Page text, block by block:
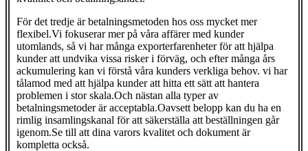
För det tredje är betalningsmetoden hos oss mycket mer
flexibel.Vi fokuserar mer på våra affärer med kunder
utomlands, så vi har många exporterfarenheter för att hjälpa
kunder att undvika vissa risker i förväg, och efter många års
ackumulering kan vi förstå våra kunders verkliga behov. vi har
tålamod med att hjälpa kunder att hitta ett sätt att hantera
problemen i stor skala.Och nästan alla typer av
betalningsmetoder är acceptabla.Oavsett belopp kan du ha en
rimlig insamlingskanal för att säkerställa att beställningen går
igenom.Se till att dina varors kvalitet och dokument är
kompletta också.